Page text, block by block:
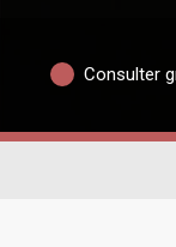
Consulter